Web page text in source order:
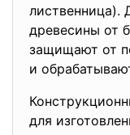
лиственница).
древесины от
защищают от
и
для